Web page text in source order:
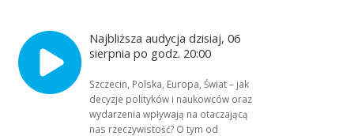
Najbliższa audycja dzisiaj, 06
sierpnia po godz. 20:00
Szczecin, Polska, Europa, Świat – jak
decyzje polityków i naukowców oraz
wydarzenia wpływają na otaczającą
nas rzeczywistość? O tym od